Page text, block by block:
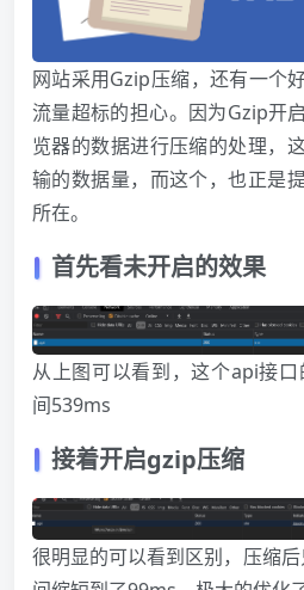
网站采用Gzip压缩，还有一个
流量超标的担心。因为Gzip开
览器的数据进行压缩的处理，
输的数据量，而这个，也正是
所在。
首先看未开启的效果
从上图可以看到，这个api接
间539ms
接着开启gzip压缩
很明显的可以看到区别，压缩